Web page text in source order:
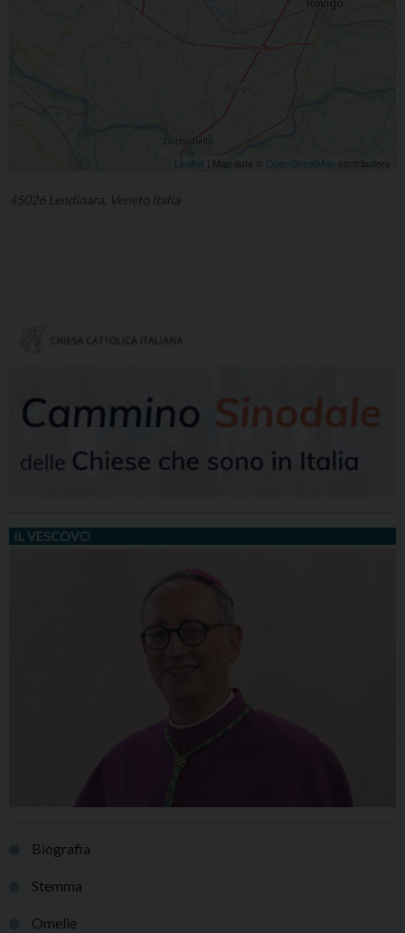
Leaflet | Map data © OpenStreetMap contributors
45026 Lendinara, Veneto Italia
IL VESCOVO
Biografia
Stemma
Omelie